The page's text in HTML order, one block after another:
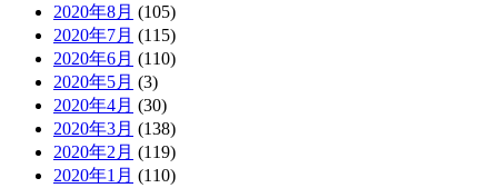
2020年8月 (105)
2020年7月 (115)
2020年6月 (110)
2020年5月 (3)
2020年4月 (30)
2020年3月 (138)
2020年2月 (119)
2020年1月 (110)